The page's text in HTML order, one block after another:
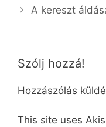
A kereszt
Szólj hozzá!
Hozzászólás
This site uses